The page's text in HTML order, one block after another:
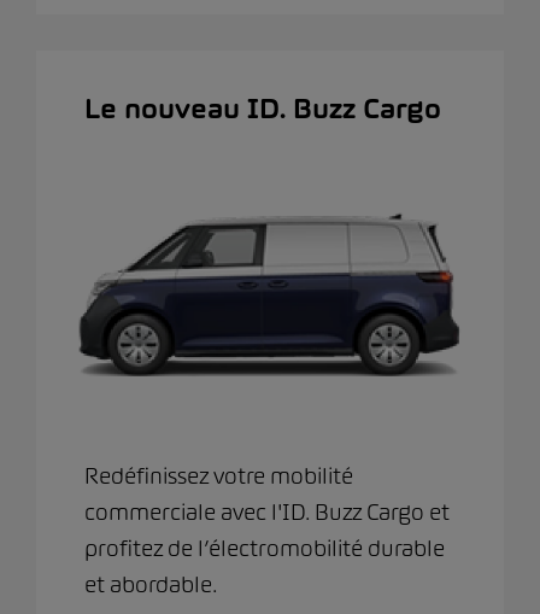
Le nouveau ID. Buzz Cargo
Redéfinissez votre mobilité
commerciale avec l'ID. Buzz Cargo et
profitez de l’électromobilité durable
et abordable.